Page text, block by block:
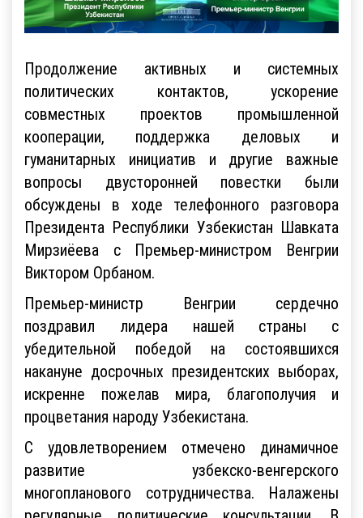
Продолжение активных и системных
политических контактов, ускорение
совместных проектов промышленной
кооперации, поддержка деловых и
гуманитарных инициатив и другие важные
вопросы двусторонней повестки были
обсуждены в ходе телефонного разговора
Президента Республики Узбекистан Шавката
Мирзиёева с Премьер-министром Венгрии
Виктором Орбаном.
Премьер-министр Венгрии сердечно
поздравил лидера нашей страны с
убедительной победой на состоявшихся
накануне досрочных президентских выборах,
искренне пожелав мира, благополучия и
процветания народу Узбекистана.
С удовлетворением отмечено динамичное
развитие узбекско-венгерского
многопланового сотрудничества. Налажены